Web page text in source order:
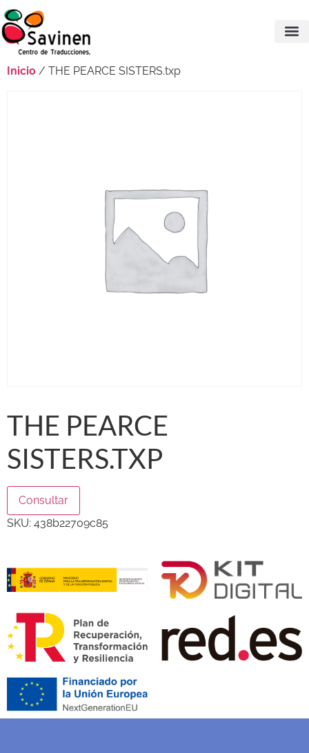
Inicio / THE PEARCE SISTERS.txp
THE PEARCE
SISTERS.TXP
Consultar
SKU: 438b22709c85